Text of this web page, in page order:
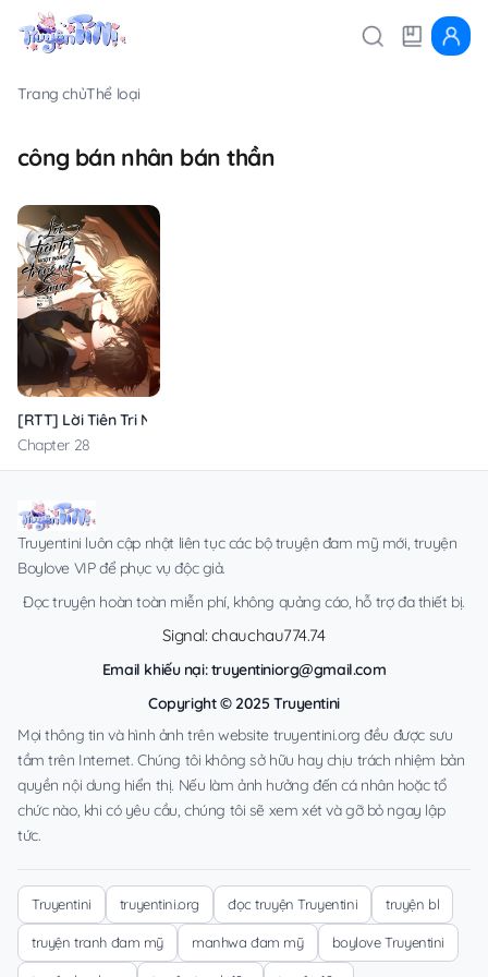
Trang chủThể loại
công bán nhân bán thần
[RTT] Lời Tiên Tri Ngọt Ngào Trong Nét Mực
Chapter 28
Truyentini luôn cập nhật liên tục các bộ truyện đam mỹ mới, truyện
Boylove VIP để phục vụ độc giả.
Đọc truyện hoàn toàn miễn phí, không quảng cáo, hỗ trợ đa thiết bị.
Signal: chauchau774.74
Email khiếu nại:truyentiniorg@gmail.com
Copyright © 2025 Truyentini
Mọi thông tin và hình ảnh trên website truyentini.org đều được sưu
tầm trên Internet. Chúng tôi không sở hữu hay chịu trách nhiệm bản
quyền nội dung hiển thị. Nếu làm ảnh hưởng đến cá nhân hoặc tổ
chức nào, khi có yêu cầu, chúng tôi sẽ xem xét và gỡ bỏ ngay lập
tức.
Truyentini truyentini.org đọc truyện Truyentini truyện bl
truyện tranh đam mỹ manhwa đam mỹ boylove Truyentini